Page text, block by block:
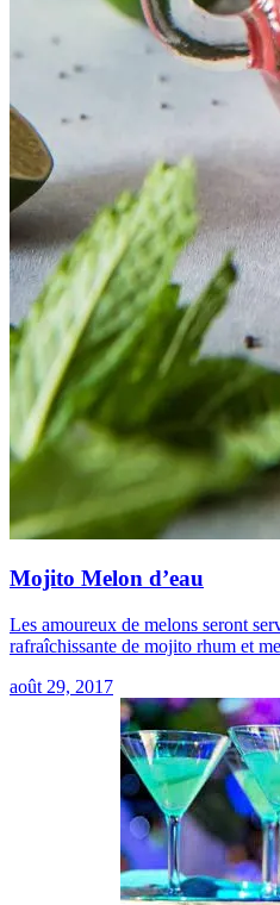
Mojito Melon d’eau
Les amoureux de melons seront
rafraîchissante de mojito rhum et
août 29, 2017